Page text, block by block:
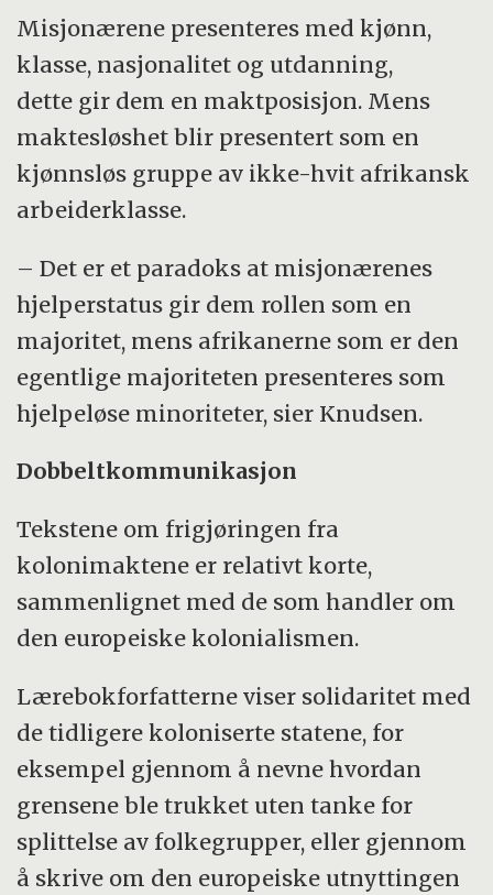
Misjonærene presenteres med kjønn,
klasse, nasjonalitet og utdanning,
dette gir dem en maktposisjon. Mens
maktesløshet blir presentert som en
kjønnsløs gruppe av ikke-hvit afrikansk
arbeiderklasse.
– Det er et paradoks at misjonærenes
hjelperstatus gir dem rollen som en
majoritet, mens afrikanerne som er den
egentlige majoriteten presenteres som
hjelpeløse minoriteter, sier Knudsen.
Dobbeltkommunikasjon
Tekstene om frigjøringen fra
kolonimaktene er relativt korte,
sammenlignet med de som handler om
den europeiske kolonialismen.
Lærebokforfatterne viser solidaritet med
de tidligere koloniserte statene, for
eksempel gjennom å nevne hvordan
grensene ble trukket uten tanke for
splittelse av folkegrupper, eller gjennom
å skrive om den europeiske utnyttingen